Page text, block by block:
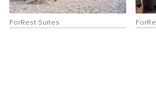
ForRest Suites